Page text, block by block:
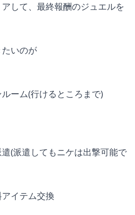
して、最終報酬のジュエルを
いのが
ーム(行けるところまで)
遣(派遣してもニケは出撃可能で
イテム交換